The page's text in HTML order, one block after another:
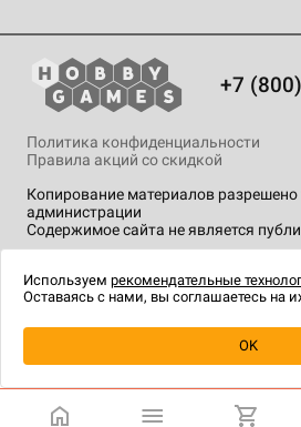
Уведомить о
+7
Копирование материалов
администрации
Содержимое сайта не является
Политика конфиденциальности
Правила акций со скидкой
технологии.
Используем рекомендательные
Оставаясь с нами, вы соглашаетесь на
OK